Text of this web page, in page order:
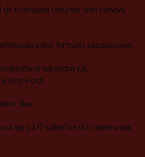
finansiella resurser som behövs
den fortsatta expansionen.
varandra väl,
större och
ökar.
sig på IT-säkerhet och elektronisk